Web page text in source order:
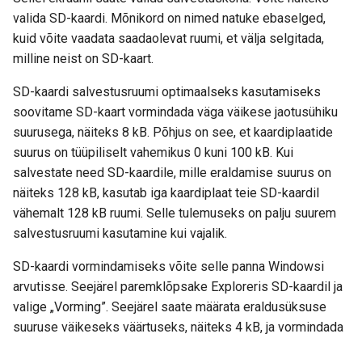
valida SD-kaardi. Mõnikord on nimed natuke ebaselged,
kuid võite vaadata saadaolevat ruumi, et välja selgitada,
milline neist on SD-kaart.
SD-kaardi salvestusruumi optimaalseks kasutamiseks
soovitame SD-kaart vormindada väga väikese jaotusühiku
suurusega, näiteks 8 kB. Põhjus on see, et kaardiplaatide
suurus on tüüpiliselt vahemikus 0 kuni 100 kB. Kui
salvestate need SD-kaardile, mille eraldamise suurus on
näiteks 128 kB, kasutab iga kaardiplaat teie SD-kaardil
vähemalt 128 kB ruumi. Selle tulemuseks on palju suurem
salvestusruumi kasutamine kui vajalik.
SD-kaardi vormindamiseks võite selle panna Windowsi
arvutisse. Seejärel paremklõpsake Exploreris SD-kaardil ja
valige „Vorming”. Seejärel saate määrata eraldusüksuse
suuruse väikeseks väärtuseks, näiteks 4 kB, ja vormindada